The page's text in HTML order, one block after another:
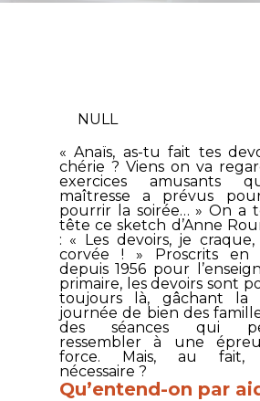
NULL
« Anaïs, as-tu fait tes
chérie ? Viens on va
exercices amusants
maîtresse a prévus
pourrir la soirée… » On a
tête ce sketch d’Anne
: « Les devoirs, je
corvée ! » Proscrits en
depuis 1956 pour
primaire, les devoirs sont
toujours là, gâchant la
journée de bien des
des séances qui
ressembler à une
force. Mais, au fait,
nécessaire ?
Qu’entend-on par